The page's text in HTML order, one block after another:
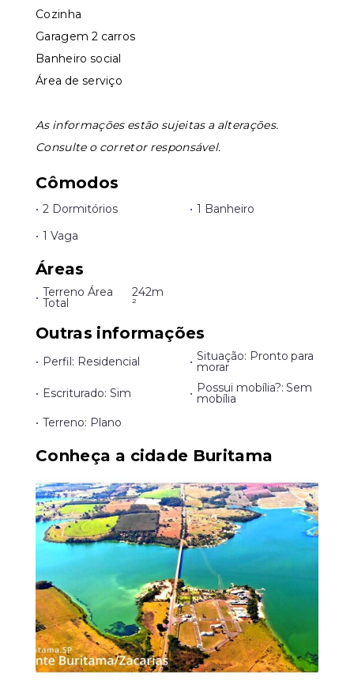
Cozinha
Garagem 2 carros
Banheiro social
Área de serviço
As informações estão sujeitas a alterações.
Consulte o corretor responsável.
Cômodos
• 2 Dormitórios • 1 Banheiro
• 1 Vaga
Áreas
• Terreno Área
Total
242m
²
Outras informações
• Perfil: Residencial • Situação: Pronto para
morar
• Escriturado: Sim • Possui mobília?: Sem
mobília
• Terreno: Plano
Conheça a cidade Buritama